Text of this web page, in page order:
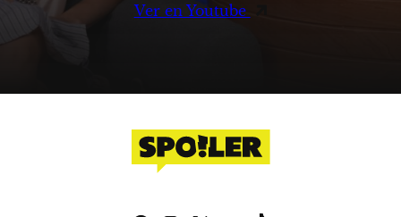
Ver en Youtube